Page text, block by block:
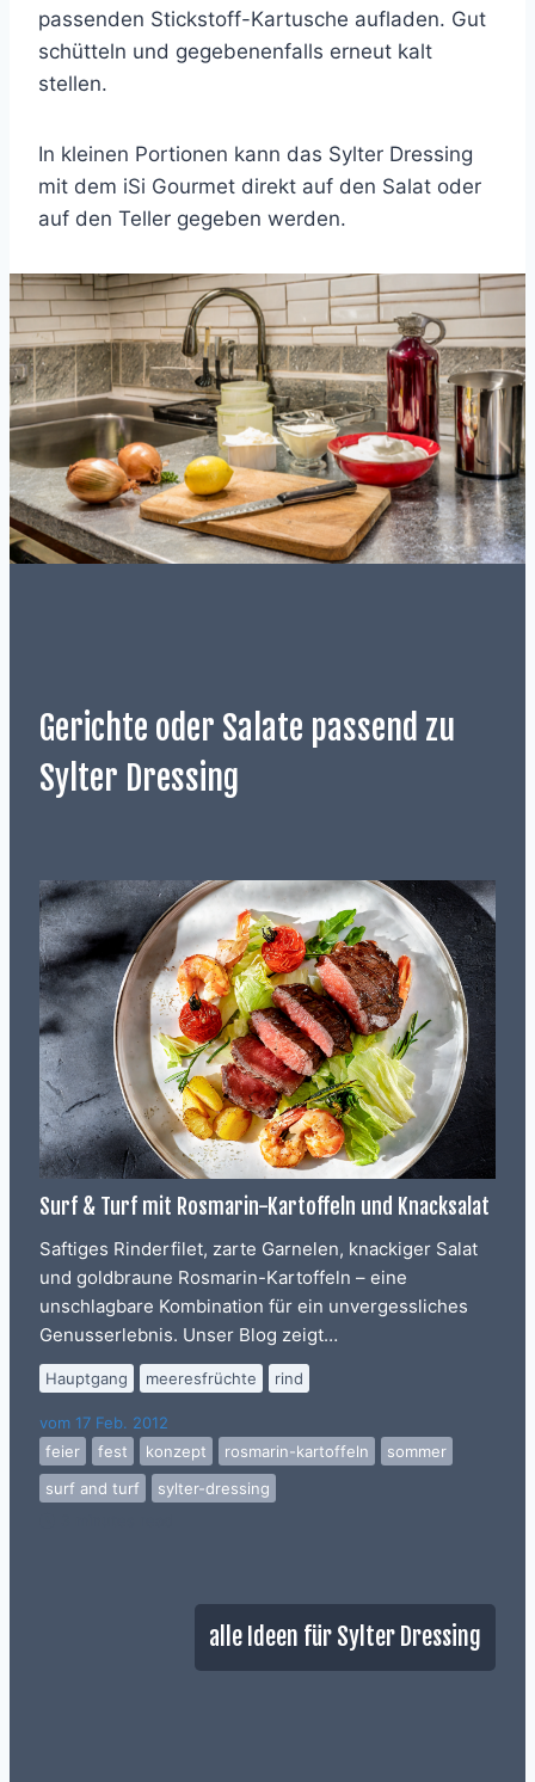
passenden Stickstoff-Kartusche aufladen. Gut
schütteln und gegebenenfalls erneut kalt
stellen.
In kleinen Portionen kann das Sylter Dressing
mit dem iSi Gourmet direkt auf den Salat oder
auf den Teller gegeben werden.
Gerichte oder Salate passend zu
Sylter Dressing
Surf & Turf mit Rosmarin-Kartoffeln und Knacksalat
Hauptgang meeresfrüchte rind
Saftiges Rinderfilet, zarte Garnelen, knackiger Salat
und goldbraune Rosmarin-Kartoffeln – eine
unschlagbare Kombination für ein unvergessliches
Genusserlebnis. Unser Blog zeigt…
vom 17 Feb. 2012
feier
fest konzept rosmarin-kartoffeln
sommer
surf and turf
sylter-dressing
alle Ideen für Sylter Dressing